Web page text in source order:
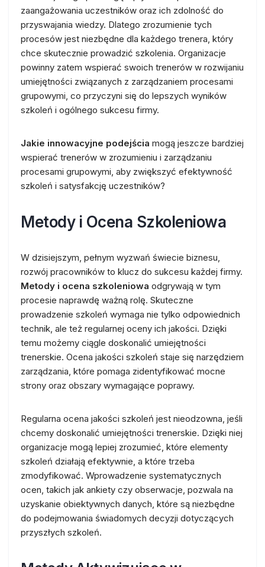
zaangażowania uczestników oraz ich zdolność do
przyswajania wiedzy. Dlatego zrozumienie tych
procesów jest niezbędne dla każdego trenera, który
chce skutecznie prowadzić szkolenia. Organizacje
powinny zatem wspierać swoich trenerów w rozwijaniu
umiejętności związanych z zarządzaniem procesami
grupowymi, co przyczyni się do lepszych wyników
szkoleń i ogólnego sukcesu firmy.
Jakie innowacyjne podejścia mogą jeszcze bardziej
wspierać trenerów w zrozumieniu i zarządzaniu
procesami grupowymi, aby zwiększyć efektywność
szkoleń i satysfakcję uczestników?
Metody i Ocena Szkoleniowa
W dzisiejszym, pełnym wyzwań świecie biznesu,
rozwój pracowników to klucz do sukcesu każdej firmy.
Metody i ocena szkoleniowa odgrywają w tym
procesie naprawdę ważną rolę. Skuteczne
prowadzenie szkoleń wymaga nie tylko odpowiednich
technik, ale też regularnej oceny ich jakości. Dzięki
temu możemy ciągle doskonalić umiejętności
trenerskie. Ocena jakości szkoleń staje się narzędziem
zarządzania, które pomaga zidentyfikować mocne
strony oraz obszary wymagające poprawy.
Regularna ocena jakości szkoleń jest nieodzowna, jeśli
chcemy doskonalić umiejętności trenerskie. Dzięki niej
organizacje mogą lepiej zrozumieć, które elementy
szkoleń działają efektywnie, a które trzeba
zmodyfikować. Wprowadzenie systematycznych
ocen, takich jak ankiety czy obserwacje, pozwala na
uzyskanie obiektywnych danych, które są niezbędne
do podejmowania świadomych decyzji dotyczących
przyszłych szkoleń.